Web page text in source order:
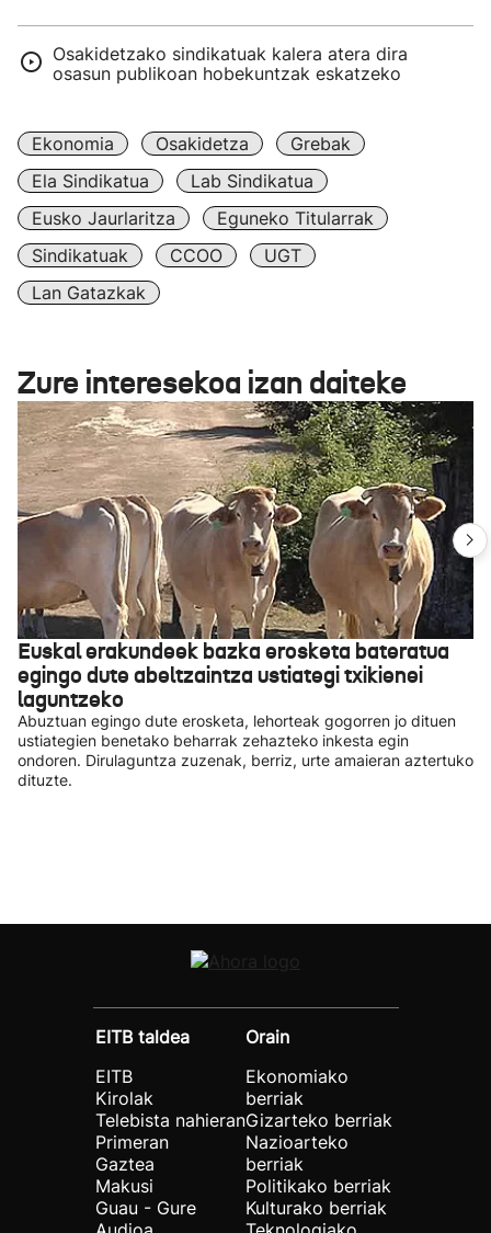
Osakidetzako sindikatuak kalera atera dira
osasun publikoan hobekuntzak eskatzeko
Ekonomia Osakidetza
Grebak
Ela Sindikatua
Lab Sindikatua
Eusko Jaurlaritza
Eguneko Titularrak
Sindikatuak
CCOO
UGT
Lan Gatazkak
Zure interesekoa izan daiteke
Euskal erakundeek bazka erosketa bateratua
egingo dute abeltzaintza ustiategi txikienei
laguntzeko
Abuztuan egingo dute erosketa, lehorteak gogorren jo dituen
ustiategien benetako beharrak zehazteko inkesta egin
ondoren. Dirulaguntza zuzenak, berriz, urte amaieran aztertuko
dituzte.
EITB taldea
EITB
Kirolak
Telebista nahieran
Primeran
Gaztea
Makusi
Guau - Gure
Orain
Ekonomiako
berriak
Gizarteko berriak
Nazioarteko
berriak
Politikako berriak
Kulturako berriak